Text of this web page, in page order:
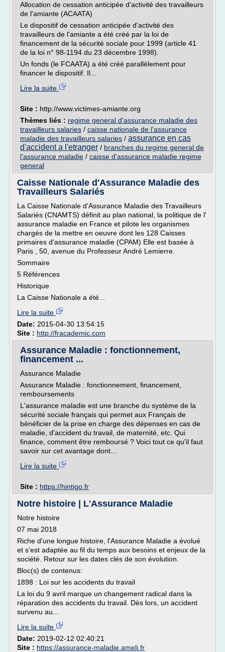
Allocation de cessation anticipée d'activité des travailleurs
de l'amiante (ACAATA)
Le dispositif de cessation anticipée d'activité des
travailleurs de l'amiante a été créé par la loi de
financement de la sécurité sociale pour 1999 (article 41
de la loi n° 98-1194 du 23 décembre 1998).
Un fonds (le FCAATA) a été créé parallèlement pour
financer le dispositif. Il...
Lire la suite
Site : http://www.victimes-amiante.org
Thèmes liés : regime general d'assurance maladie des
travailleurs salaries / caisse nationale de l'assurance
maladie des travailleurs salaries / assurance en cas
d'accident a l'etranger / branches du regime general de
l'assurance maladie / caisse d'assurance maladie regime
general
Caisse Nationale d'Assurance Maladie des
Travailleurs Salariés
La Caisse Nationale d'Assurance Maladie des Travailleurs
Salariés (CNAMTS) définit au plan national, la politique de l'
assurance maladie en France et pilote les organismes
chargés de la mettre en oeuvre dont les 128 Caisses
primaires d'assurance maladie (CPAM) Elle est basée à
Paris , 50, avenue du Professeur André Lemierre.
Sommaire
5 Références
Historique
La Caisse Nationale a été...
Lire la suite
Date: 2015-04-30 13:54:15
Site : http://fracademic.com
Assurance Maladie : fonctionnement,
financement ...
Assurance Maladie
Assurance Maladie : fonctionnement, financement,
remboursements
L'assurance maladie est une branche du système de la
sécurité sociale français qui permet aux Français de
bénéficier de la prise en charge des dépenses en cas de
maladie, d'accident du travail, de maternité, etc. Qui
finance, comment être remboursé ? Voici tout ce qu'il faut
savoir sur cet avantage dont...
Lire la suite
Site : https://hintigo.fr
Notre histoire | L'Assurance Maladie
Notre histoire
07 mai 2018
Riche d'une longue histoire, l'Assurance Maladie a évolué
et s'est adaptée au fil du temps aux besoins et enjeux de la
société. Retour sur les dates clés de son évolution.
Bloc(s) de contenus:
1898 : Loi sur les accidents du travail
La loi du 9 avril marque un changement radical dans la
réparation des accidents du travail. Dès lors, un accident
survenu au...
Lire la suite
Date: 2019-02-12 02:40:21
Site : https://assurance-maladie.ameli.fr